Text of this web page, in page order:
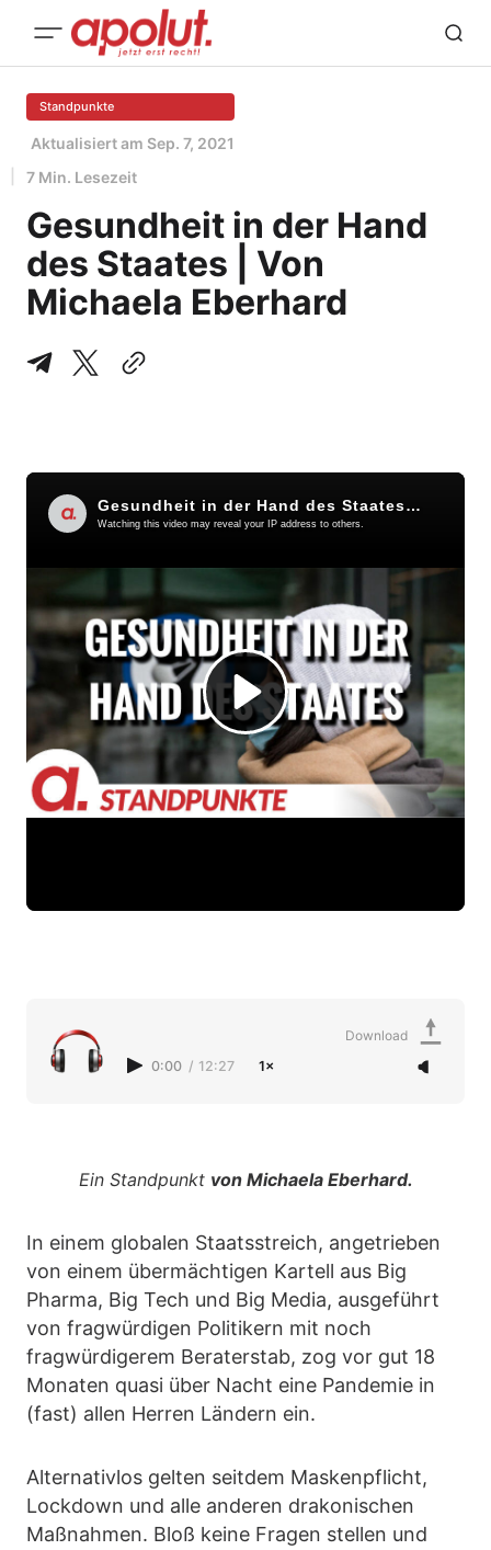
Standpunkte
Aktualisiert am Sep. 7, 2021
7 Min. Lesezeit
Gesundheit in der Hand
des Staates | Von
Michaela Eberhard
0:00 / 12:27 1×
Download
Ein Standpunkt von Michaela Eberhard.
In einem globalen Staatsstreich, angetrieben
von einem übermächtigen Kartell aus Big
Pharma, Big Tech und Big Media, ausgeführt
von fragwürdigen Politikern mit noch
fragwürdigerem Beraterstab, zog vor gut 18
Monaten quasi über Nacht eine Pandemie in
(fast) allen Herren Ländern ein.
Alternativlos gelten seitdem Maskenpflicht,
Lockdown und alle anderen drakonischen
Maßnahmen. Bloß keine Fragen stellen und